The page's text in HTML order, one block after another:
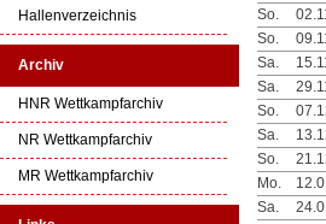
Hallenverzeichnis
Archiv
HNR Wettkampfarchiv
NR Wettkampfarchiv
MR Wettkampfarchiv
So.
So.
Sa.
Sa.
So.
Sa.
So.
Mo.
Sa.